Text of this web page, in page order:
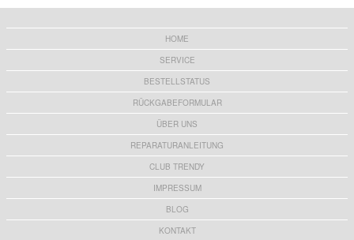
HOME
SERVICE
BESTELLSTATUS
RÜCKGABEFORMULAR
ÜBER UNS
REPARATURANLEITUNG
CLUB TRENDY
IMPRESSUM
BLOG
KONTAKT